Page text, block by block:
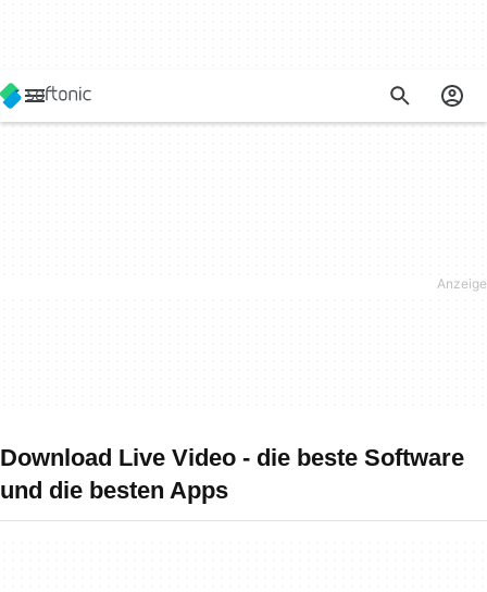
Download Live Video - die beste Software
und die besten Apps